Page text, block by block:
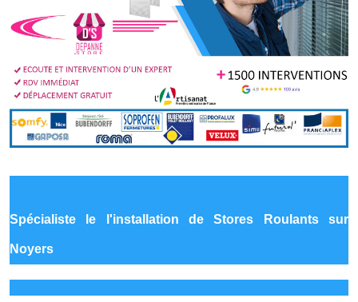
Spécialiste le l'installation de Stores Roulants sur
Noyers